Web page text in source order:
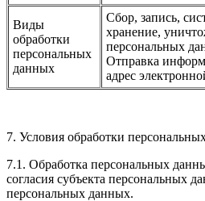
Виды
обработки
персональных
данных
Сбор, запись,
хранение,
персональных
Отправка
адрес
7. Условия обработки
7.1. Обработка персональных
согласия субъекта персональных
персональных данных.